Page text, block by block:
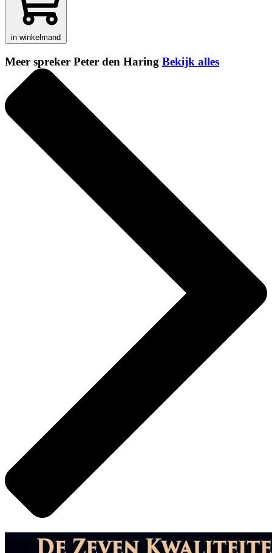
in winkelmand
Meer spreker Peter den Haring Bekijk alles